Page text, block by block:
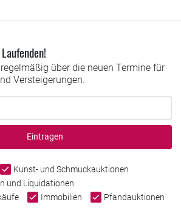
über die neuen Termine für
Versteigerungen.
Eintragen
Kunst- und Schmuckauktionen
und Liquidationen
Immobilien Pfandauktionen